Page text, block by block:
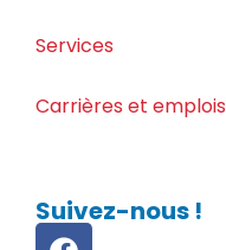
Services
Carrières et emplois
Suivez-nous !